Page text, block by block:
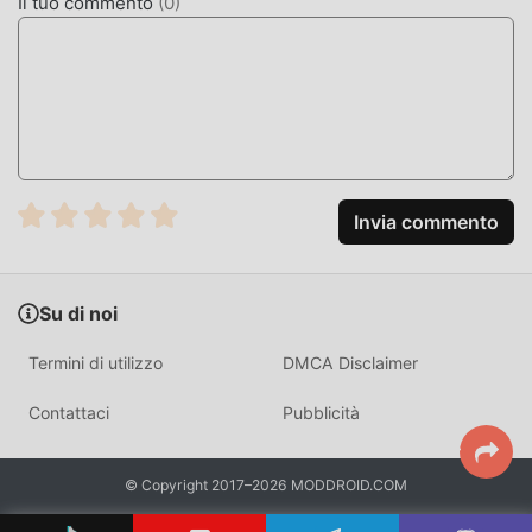
popolari gratuiti che ti aspettano gioca, cosa aspetti,
scaricalo ora!
Invia commento
Su di noi
Termini di utilizzo DMCA Disclaimer
Contattaci Pubblicità
© Copyright 2017–2026 MODDROID.COM